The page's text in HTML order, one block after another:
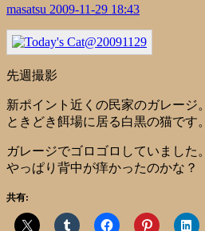
masatsu 2009-11-29 18:43
先週撮影
新ポイント近くの民家のガレージ。
ときどき餌場に居る白黒の猫です。
ガレージでゴロゴロしていました。
やっぱり背中が痒かったのかな？
共有: